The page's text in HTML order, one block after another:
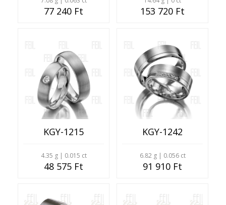
77 240 Ft 153 720 Ft
KGY-1215
4.35 g | 0.015 ct
48 575 Ft
KGY-1242
6.82 g | 0.056 ct
91 910 Ft